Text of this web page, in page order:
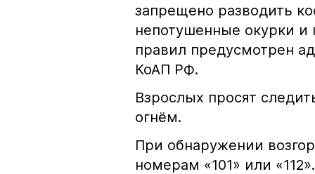
запрещено разводить
непотушенные окурки и
правил предусмотрен
КоАП РФ.
Взрослых просят
огнём.
При обнаружении
номерам «101» или «112».